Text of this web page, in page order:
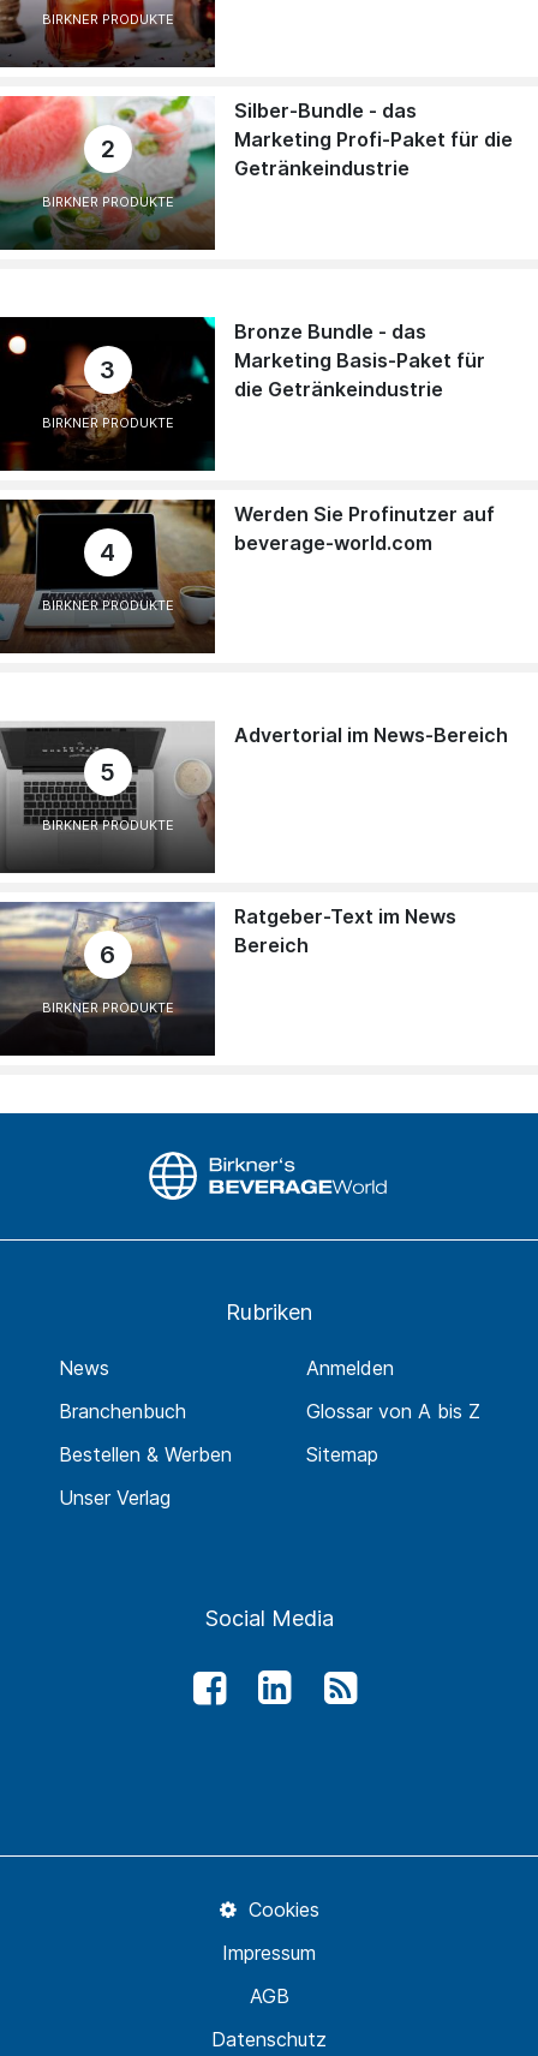
BIRKNER PRODUKTE
2
BIRKNER PRODUKTE
Silber-Bundle - das
Marketing Profi-Paket für die
Getränkeindustrie
3
BIRKNER PRODUKTE
Bronze Bundle - das
Marketing Basis-Paket für
die Getränkeindustrie
4
BIRKNER PRODUKTE
Werden Sie Profinutzer auf
beverage-world.com
5
BIRKNER PRODUKTE
Advertorial im News-Bereich
6
BIRKNER PRODUKTE
Ratgeber-Text im News
Bereich
Rubriken
News
Branchenbuch
Bestellen & Werben
Unser Verlag
Anmelden
Glossar von A bis Z
Sitemap
Social Media
Datenschutz
AGB
Impressum
Cookies